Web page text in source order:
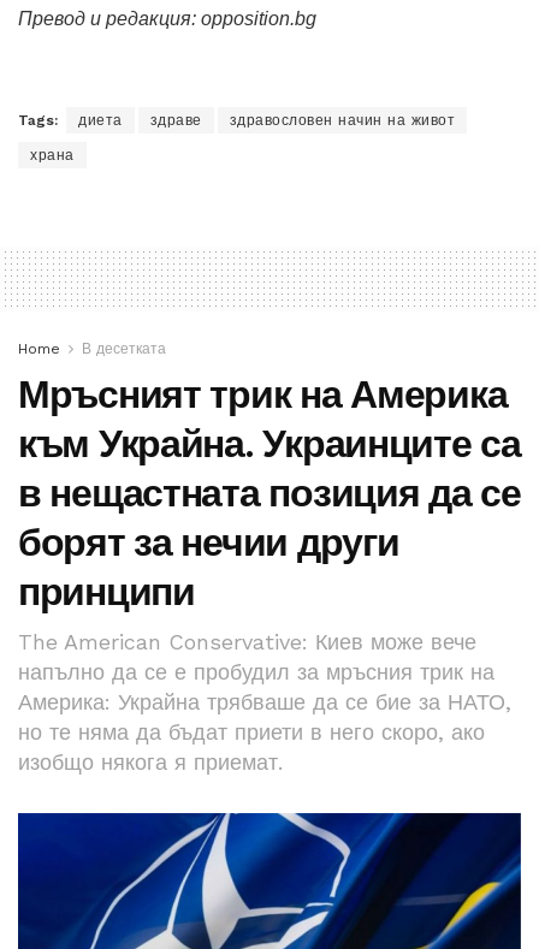
Превод и редакция: opposition.bg
Tags: диета здраве здравословен начин на живот
храна
Home В десетката
Мръсният трик на Америка
към Украйна. Украинците са
в нещастната позиция да се
борят за нечии други
принципи
The American Conservative: Киев може вече
напълно да се е пробудил за мръсния трик на
Америка: Украйна трябваше да се бие за НАТО,
но те няма да бъдат приети в него скоро, ако
изобщо някога я приемат.